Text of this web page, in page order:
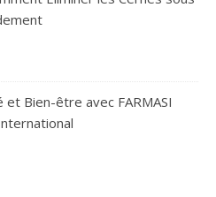
Bien-être avec FARMASI